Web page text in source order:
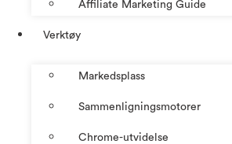
Affiliate Marketing Guide
Verktøy
Markedsplass
Sammenligningsmotorer
Chrome-utvidelse